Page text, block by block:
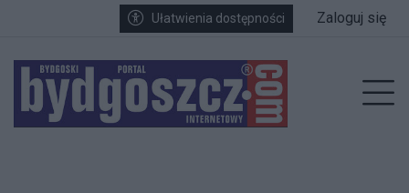
Przejdź do głównych treści
Przejdź do wyszukiwarki
Przejdź do głównego menuUłatwienia dostępności Zaloguj się